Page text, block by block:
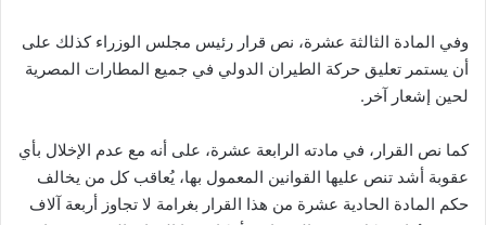
وفي المادة الثالثة عشرة، نص قرار رئيس مجلس الوزراء كذلك على
أن يستمر تعليق حركة الطيران الدولي في جميع المطارات المصرية
لحين إشعار آخر.
كما نص القرار، في مادته الرابعة عشرة، على أنه مع عدم الإخلال بأي
عقوبة أشد تنص عليها القوانين المعمول بها، يُعاقب كل من يخالف
حكم المادة الحادية عشرة من هذا القرار بغرامة لا تجاوز أربعة آلاف